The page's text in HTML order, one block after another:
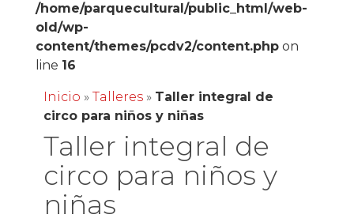
/home/parquecultural/public_html/web-
old/wp-
content/themes/pcdv2/content.phpon
line 16
Inicio » Talleres» Taller integral de
circo para niños y niñas
Taller integral de
circo para niños y
niñas